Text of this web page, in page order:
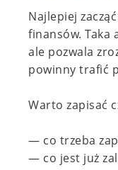
Najlepiej
finansów. Taka
ale pozwala
powinny trafić
Warto zapisać
— co trzeba
— co jest już